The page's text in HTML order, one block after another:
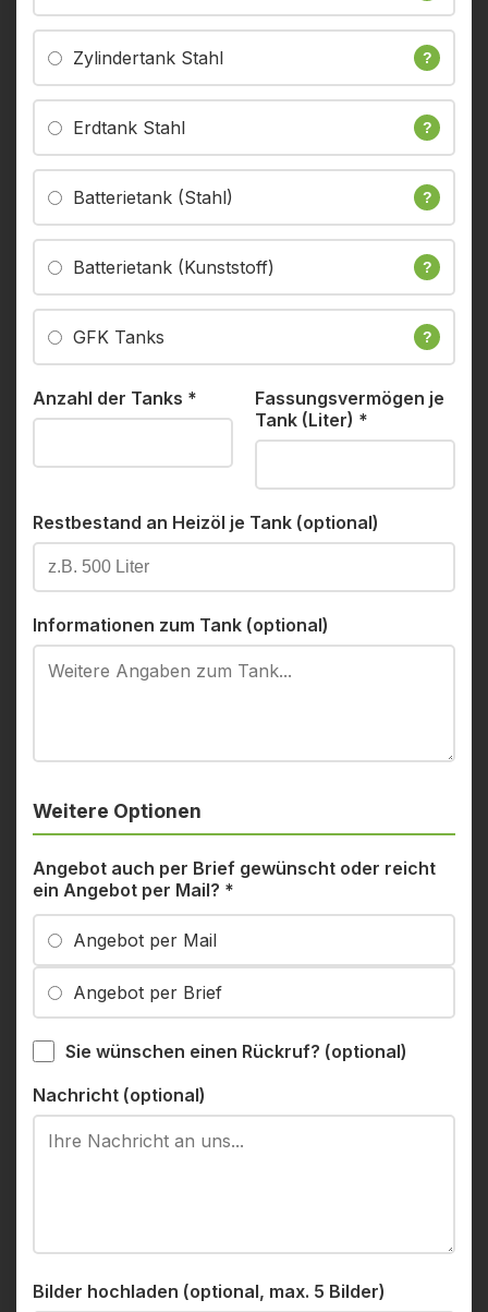
Zylindertank Stahl ?
Erdtank Stahl ?
Batterietank (Stahl) ?
Batterietank (Kunststoff) ?
GFK Tanks ?
Anzahl der Tanks *
Fassungsvermögen je
Tank (Liter) *
Restbestand an Heizöl je Tank (optional)
Informationen zum Tank (optional)
Weitere Optionen
Angebot auch per Brief gewünscht oder reicht
ein Angebot per Mail? *
Angebot per Mail
Angebot per Brief
Sie wünschen einen Rückruf? (optional)
Nachricht (optional)
Bilder hochladen (optional, max. 5 Bilder)